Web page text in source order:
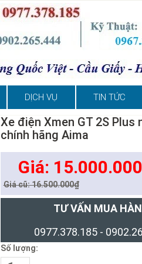
DỊCH VỤ TIN TỨC
Xe điện Xmen GT 2S Plus
chính hãng Aima
Giá:
Giá cũ: 16.500.000₫
TƯ VẤN MUA
0977.378.185 -
Số lượng: